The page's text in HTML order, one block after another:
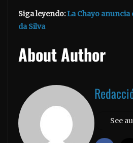
Siga leyendo:La Chayo anuncia
da Silva
About Author
See